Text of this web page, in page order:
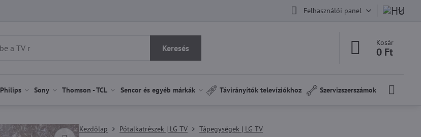
Felhasználói panel
Keresés
Kosár
0 Ft
Philips Sony Thomson - TCL Sencor és egyéb márkák Távirányítók televíziókhoz Szervizszerszámok
Kezdőlap Pótalkatrészek | LG TV Tápegységek | LG TV